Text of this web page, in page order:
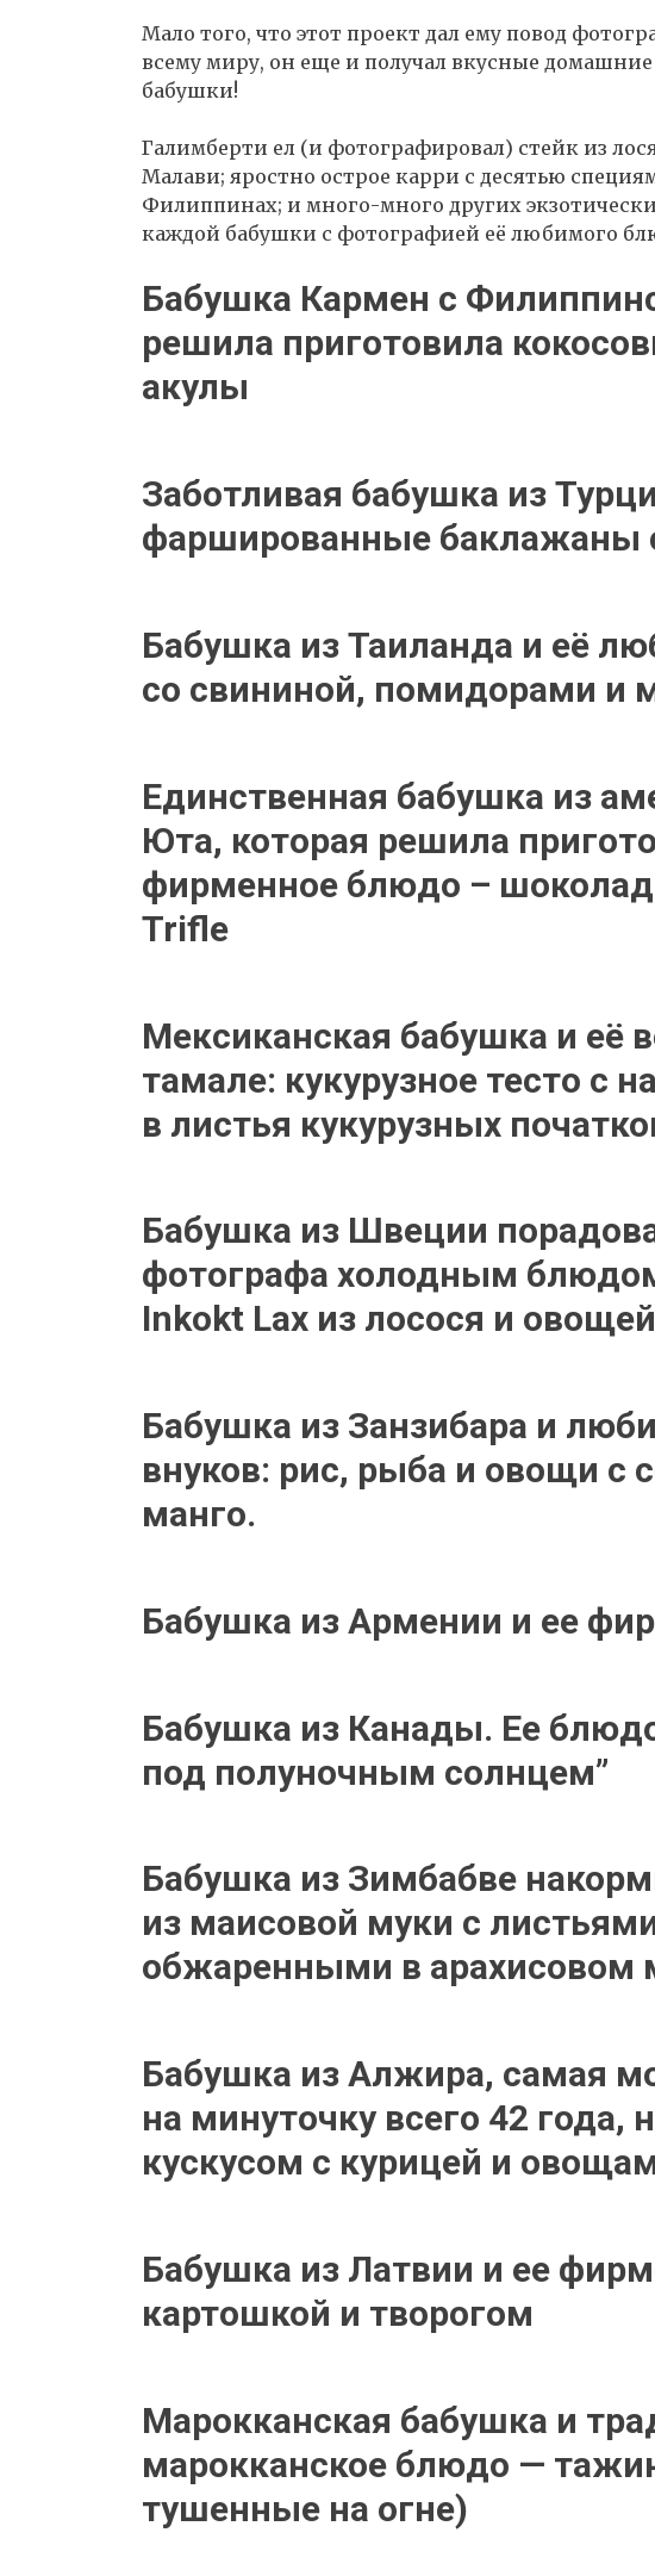
Мало того, что этот проект дал ему повод
всему миру, он еще и получал вкусные
бабушки!
Галимберти ел (и фотографировал) стейк из
Малави; яростно острое карри с десятью
Филиппинах; и много-много других
каждой бабушки с фотографией её любимого
Бабушка Кармен с
решила приготовила
акулы
Заботливая бабушка из
фаршированные баклажаны
Бабушка из Таиланда и её
со свининой, помидорами и
Единственная бабушка из
Юта, которая решила
фирменное блюдо –
Trifle
Мексиканская бабушка и её
тамале: кукурузное тесто с
в листья кукурузных
Бабушка из Швеции
фотографа холодным
Inkokt Lax из лосося и овощей
Бабушка из Занзибара и
внуков: рис, рыба и овощи с
манго.
Бабушка из Армении и ее
Бабушка из Канады. Ее
под полуночным солнцем”
Бабушка из Зимбабве
из маисовой муки с
обжаренными в арахисовом
Бабушка из Алжира, самая
на минуточку всего 42 года,
кускусом с курицей и
Бабушка из Латвии и ее
картошкой и творогом
Марокканская бабушка и
марокканское блюдо —
тушенные на огне)